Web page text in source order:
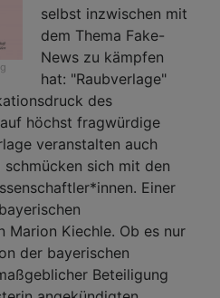
selbst inzwischen mit
dem Thema Fake-
News zu kämpfen
hat: "Raubverlage"
des
höchst fragwürdige
veranstalten auch
sich mit den
Einer
Marion Kiechle. Ob es nur
der bayerischen
Beteiligung